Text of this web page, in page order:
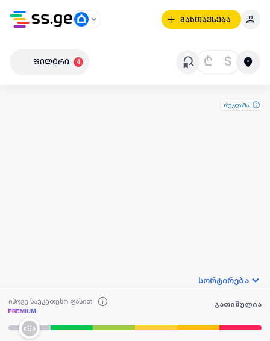
განთავსება
ფილტრი 4 ₾ $
რეკლამა
სორტირება
იპოვე საუკეთესო ფასით გათიშულია